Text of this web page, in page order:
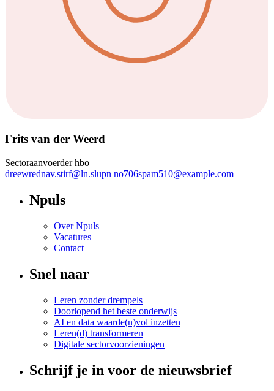
Frits van der Weerd
Sectoraanvoerder hbo
dreewrednav.stirf@ln.slupn no706spam510@example.com
Npuls
Over Npuls
Vacatures
Contact
Snel naar
Leren zonder drempels
Doorlopend het beste onderwijs
AI en data waarde(n)vol inzetten
Leren(d) transformeren
Digitale sectorvoorzieningen
Schrijf je in voor de nieuwsbrief